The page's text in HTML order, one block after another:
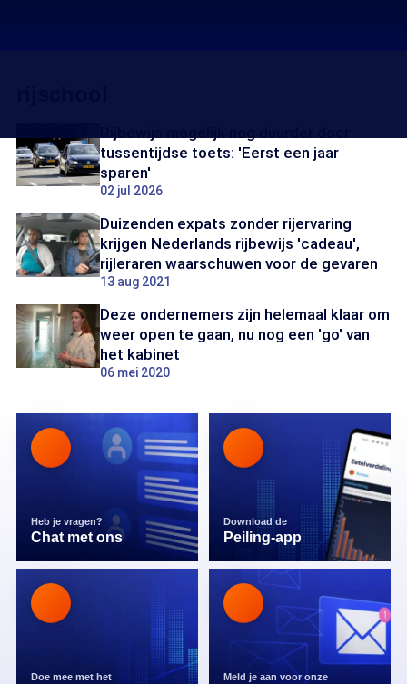
tussentijdse toets: 'Eerst een jaar
sparen'
02 jul 2026
Duizenden expats zonder rijervaring
krijgen Nederlands rijbewijs 'cadeau',
rijleraren waarschuwen voor de gevaren
13 aug 2021
Deze ondernemers zijn helemaal klaar om
weer open te gaan, nu nog een 'go' van
het kabinet
06 mei 2020
Heb je vragen?
Chat met ons
Download de
Peiling-app
Doe mee met het Meld je aan voor onze